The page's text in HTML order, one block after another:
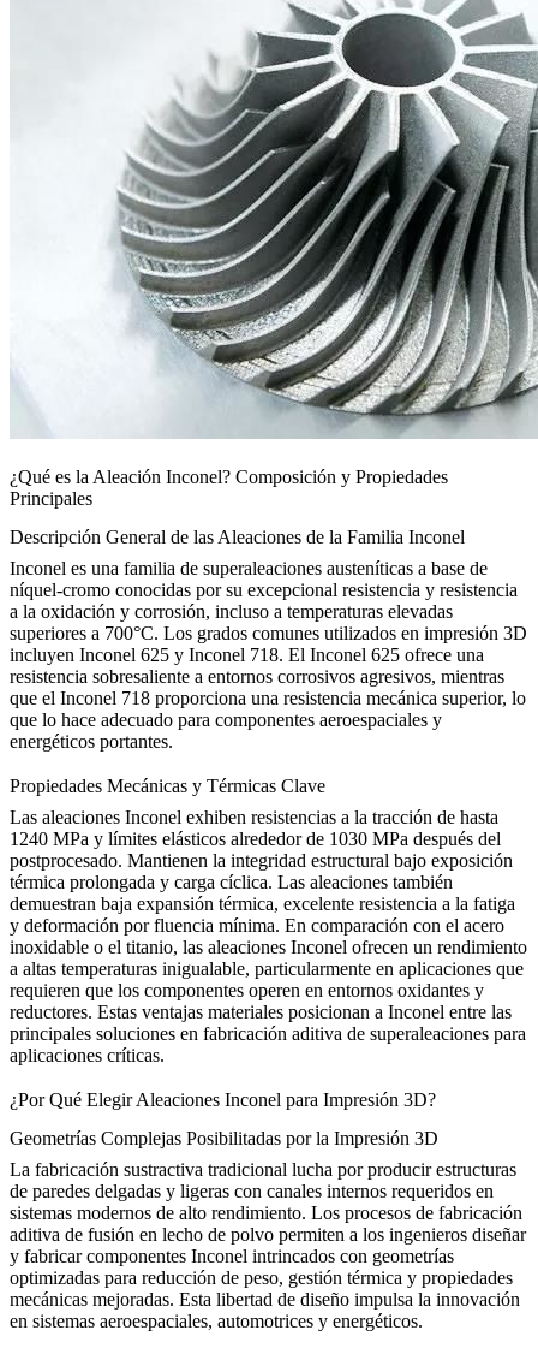
¿Qué es la Aleación Inconel? Composición y Propiedades
Principales
Descripción General de las Aleaciones de la Familia Inconel
Inconel es una familia de superaleaciones austeníticas a base de
níquel-cromo conocidas por su excepcional resistencia y resistencia
a la oxidación y corrosión, incluso a temperaturas elevadas
superiores a 700°C. Los grados comunes utilizados en impresión 3D
incluyen Inconel 625 y Inconel 718. El Inconel 625 ofrece una
resistencia sobresaliente a entornos corrosivos agresivos, mientras
que el Inconel 718 proporciona una resistencia mecánica superior, lo
que lo hace adecuado para componentes aeroespaciales y
energéticos portantes.
Propiedades Mecánicas y Térmicas Clave
Las aleaciones Inconel exhiben resistencias a la tracción de hasta
1240 MPa y límites elásticos alrededor de 1030 MPa después del
postprocesado. Mantienen la integridad estructural bajo exposición
térmica prolongada y carga cíclica. Las aleaciones también
demuestran baja expansión térmica, excelente resistencia a la fatiga
y deformación por fluencia mínima. En comparación con el acero
inoxidable o el titanio, las aleaciones Inconel ofrecen un rendimiento
a altas temperaturas inigualable, particularmente en aplicaciones que
requieren que los componentes operen en entornos oxidantes y
reductores. Estas ventajas materiales posicionan a Inconel entre las
principales soluciones en fabricación aditiva de superaleaciones para
aplicaciones críticas.
¿Por Qué Elegir Aleaciones Inconel para Impresión 3D?
Geometrías Complejas Posibilitadas por la Impresión 3D
La fabricación sustractiva tradicional lucha por producir estructuras
de paredes delgadas y ligeras con canales internos requeridos en
sistemas modernos de alto rendimiento. Los procesos de fabricación
aditiva de fusión en lecho de polvo permiten a los ingenieros diseñar
y fabricar componentes Inconel intrincados con geometrías
optimizadas para reducción de peso, gestión térmica y propiedades
mecánicas mejoradas. Esta libertad de diseño impulsa la innovación
en sistemas aeroespaciales, automotrices y energéticos.